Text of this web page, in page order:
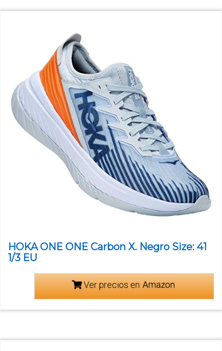
HOKA ONE ONE Carbon X. Negro Size: 41
1/3 EU
Ver precios en